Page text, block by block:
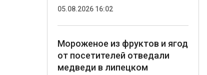
05.08.2026 16:02
Мороженое из фруктов и ягод
от посетителей отведали
медведи в липецком